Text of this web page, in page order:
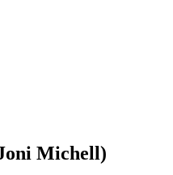
Michell)